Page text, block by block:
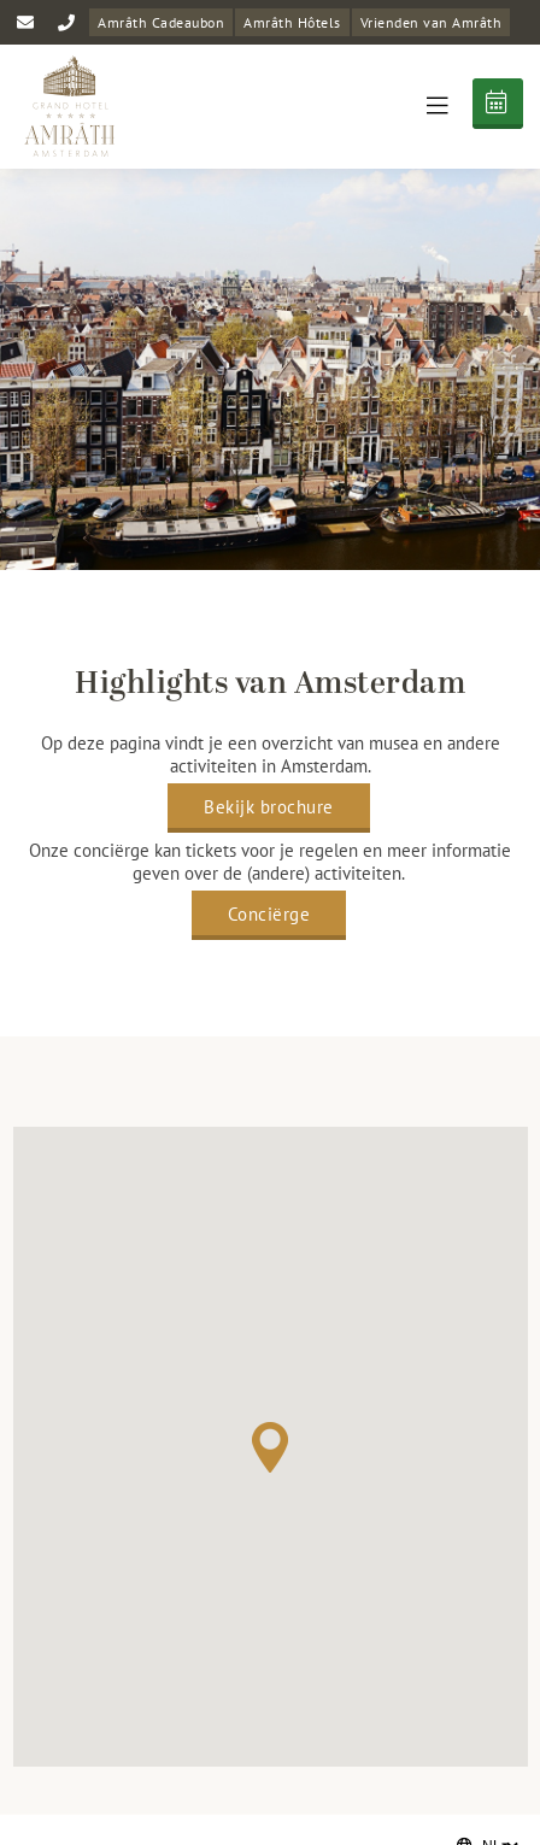
Amrâth Cadeaubon Amrâth Hôtels Vrienden van Amrâth
Highlights van Amsterdam
Op deze pagina vindt je een overzicht van musea en andere
activiteiten in Amsterdam.
Bekijk brochure
Onze conciërge kan tickets voor je regelen en meer informatie
geven over de (andere) activiteiten.
Conciërge